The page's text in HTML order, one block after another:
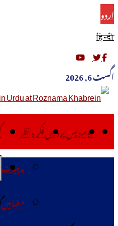
اردو
हिन्दी
اگست 6, 2026
ہومدیس پردیسفکر ونظر
مذہبیات
مضامین